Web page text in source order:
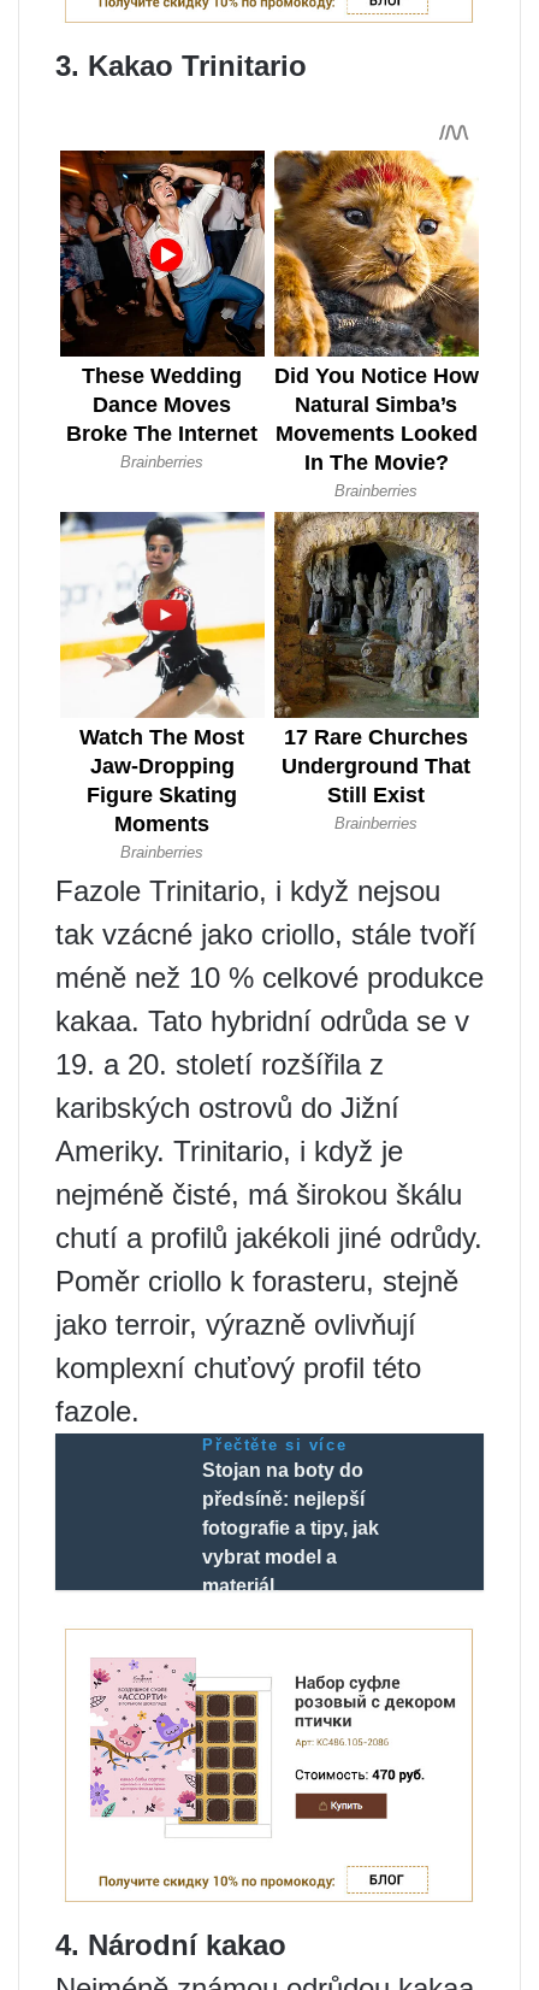
3. Kakao Trinitario
Fazole Trinitario, i když nejsou
tak vzácné jako criollo, stále tvoří
méně než 10 % celkové produkce
kakaa. Tato hybridní odrůda se v
19. a 20. století rozšířila z
karibských ostrovů do Jižní
Ameriky. Trinitario, i když je
nejméně čisté, má širokou škálu
chutí a profilů jakékoli jiné odrůdy.
Poměr criollo k forasteru, stejně
jako terroir, výrazně ovlivňují
komplexní chuťový profil této
fazole.
Přečtěte si více
Stojan na boty do
předsíně: nejlepší
fotografie a tipy, jak
vybrat model a
materiál.
4. Národní kakao